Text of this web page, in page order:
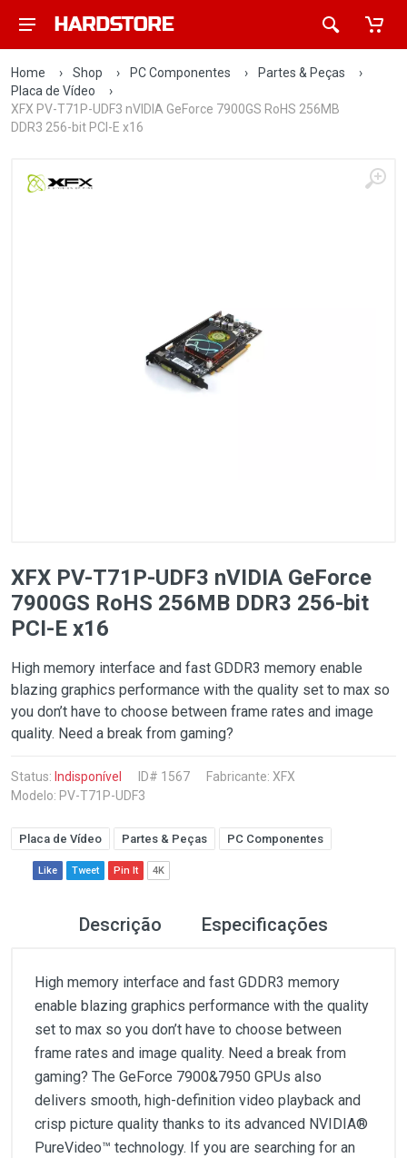
Home › Shop › PC Componentes › Partes & Peças
›
Placa de Vídeo
›
XFX PV-T71P-UDF3 nVIDIA GeForce 7900GS RoHS 256MB
DDR3 256-bit PCI-E x16
XFX PV-T71P-UDF3 nVIDIA GeForce
7900GS RoHS 256MB DDR3 256-bit
PCI-E x16
High memory interface and fast GDDR3 memory enable
blazing graphics performance with the quality set to max so
you don’t have to choose between frame rates and image
quality. Need a break from gaming?
Status: Indisponível ID# 1567 Fabricante: XFX
Modelo: PV-T71P-UDF3
Placa de Vídeo Partes & Peças PC Componentes
Like Tweet Pin It 4K
Descrição Especificações
High memory interface and fast GDDR3 memory
enable blazing graphics performance with the quality
set to max so you don’t have to choose between
frame rates and image quality. Need a break from
gaming? The GeForce 7900&7950 GPUs also
delivers smooth, high-definition video playback and
crisp picture quality thanks to its advanced NVIDIA®
PureVideo™ technology. If you are searching for an